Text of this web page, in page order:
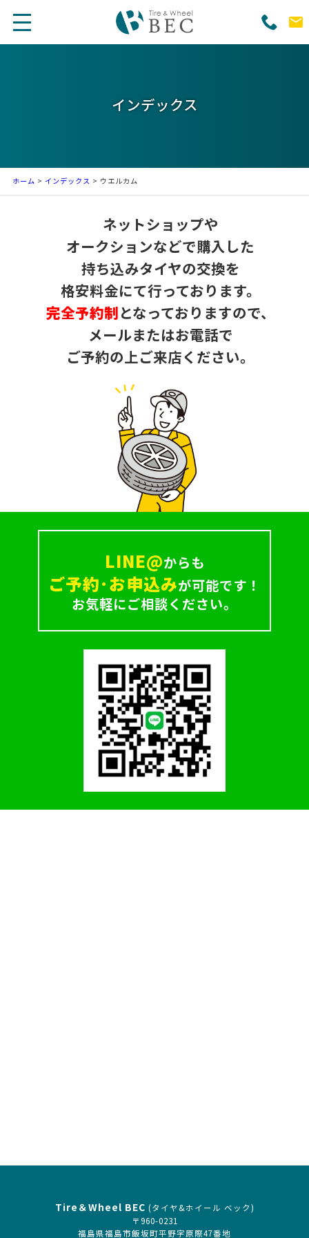
インデックス
ホーム > インデックス > ウエルカム
ネットショップや
オークションなどで購入した
持ち込みタイヤの交換を
格安料金にて行っております。
完全予約制となっておりますので、
メールまたはお電話で
ご予約の上ご来店ください。
LINE@からも
ご予約･お申込みが可能です！
お気軽にご相談ください。
Tire＆Wheel BEC (タイヤ&ホイール ベック)
〒960-0231
福島県福島市飯坂町平野字原際47番地